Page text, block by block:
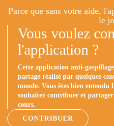
Parce que sans votre aide,
le
Vous voulez
l'application ?
Cette application anti-
partage réalisé par quelques
monde. Vous êtes bien entendu
souhaitez contribuer et partager
cours.
CONTRIBUER